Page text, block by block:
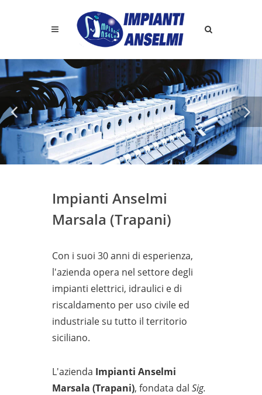
Impianti Anselmi
Marsala (Trapani)
Con i suoi 30 anni di esperienza,
l'azienda opera nel settore degli
impianti elettrici, idraulici e di
riscaldamento per uso civile ed
industriale su tutto il territorio
siciliano.
L'azienda Impianti Anselmi
Marsala (Trapani), fondata dal Sig.